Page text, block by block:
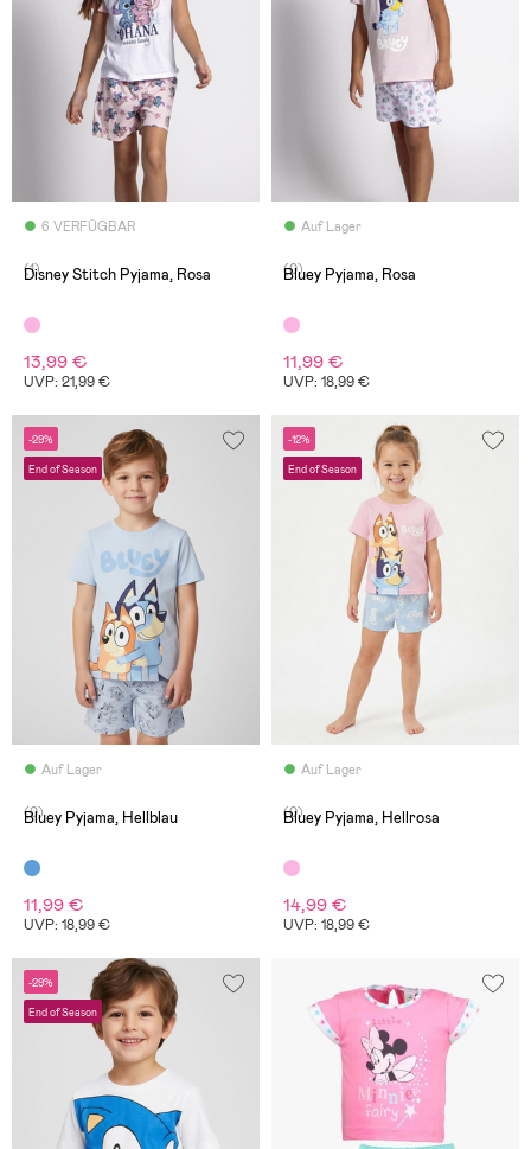
6 VERFÜGBAR
(1)
Disney Stitch Pyjama, Rosa
13,99 €
UVP: 21,99 €
Auf Lager
(0)
Bluey Pyjama, Rosa
11,99 €
UVP: 18,99 €
-29%
End of Season
Auf Lager
(0)
Bluey Pyjama, Hellblau
11,99 €
UVP: 18,99 €
-12%
End of Season
Auf Lager
(0)
Bluey Pyjama, Hellrosa
14,99 €
UVP: 18,99 €
-29%
End of Season